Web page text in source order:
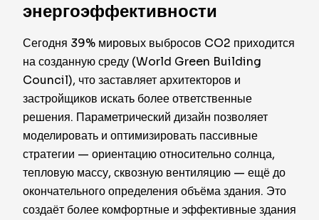
энергоэффективности
Сегодня 39% мировых выбросов CO2 приходится
на созданную среду (World Green Building
Council), что заставляет архитекторов и
застройщиков искать более ответственные
решения. Параметрический дизайн позволяет
моделировать и оптимизировать пассивные
стратегии — ориентацию относительно солнца,
тепловую массу, сквозную вентиляцию — ещё до
окончательного определения объёма здания. Это
создаёт более комфортные и эффективные здания